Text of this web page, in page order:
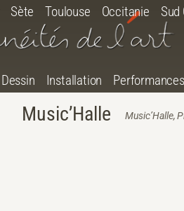
Sète Toulouse Occitanie Sud
Dessin Installation Performances
Music’Halle Music’Halle,